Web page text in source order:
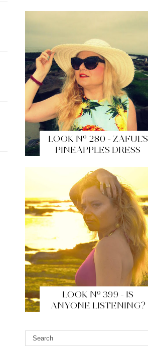
LOOK Nº 280 - ZAFUL'S
PINEAPPLES DRESS
LOOK Nº 399 - IS
ANYONE LISTENING?